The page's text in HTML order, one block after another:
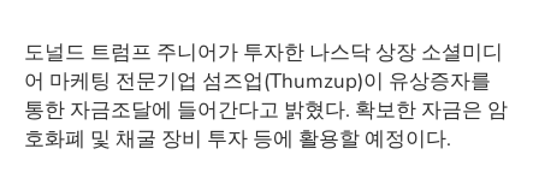
도널드 트럼프 주니어가 투자한 나스닥 상장 소셜미디
어 마케팅 전문기업 섬즈업(Thumzup)이 유상증자를
통한 자금조달에 들어간다고 밝혔다. 확보한 자금은 암
호화폐 및 채굴 장비 투자 등에 활용할 예정이다.